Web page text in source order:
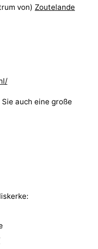
von) Zoutelande
auch eine große